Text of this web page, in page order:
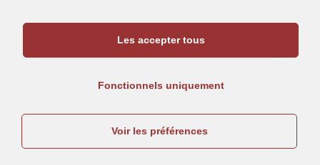
Les accepter tous
Fonctionnels uniquement
Voir les préférences
Maison de l'Archéologie
05.57.12.45.63
rea@u-bordeaux-montaigne.fr